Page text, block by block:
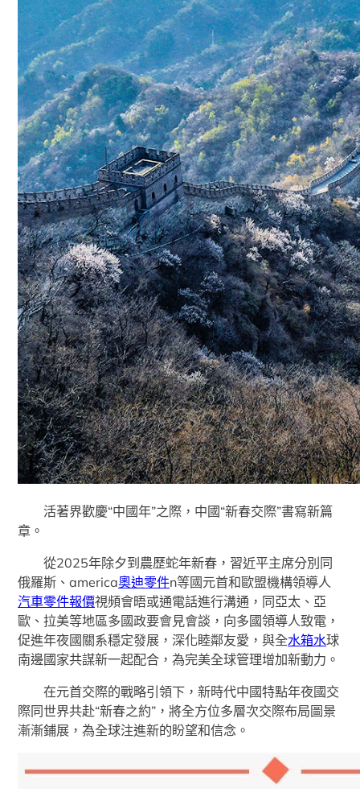
活著界歡慶“中國年”之際，中國“新春交際”書寫新篇
章。
從2025年除夕到農歷蛇年新春，習近平主席分別同
俄羅斯、america奧迪零件n等國元首和歐盟機構領導人
汽車零件報價視頻會晤或通電話進行溝通，同亞太、亞
歐、拉美等地區多國政要會見會談，向多國領導人致電，
促進年夜國關系穩定發展，深化睦鄰友愛，與全水箱水球
南邊國家共謀新一起配合，為完美全球管理增加新動力。
在元首交際的戰略引領下，新時代中國特點年夜國交
際同世界共赴“新春之約”，將全方位多層次交際布局圖景
漸漸鋪展，為全球注進新的盼望和信念。